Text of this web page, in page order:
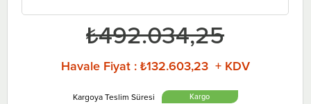
₺492.034,25
Havale Fiyat : ₺132.603,23 + KDV